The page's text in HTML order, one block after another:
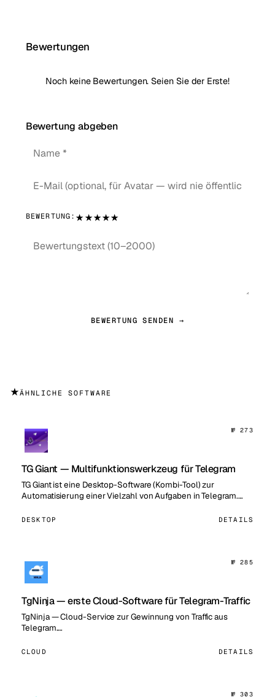
Bewertungen
Noch keine Bewertungen. Seien Sie der Erste!
Bewertung abgeben
BEWERTUNG: ★★★★★
BEWERTUNG SENDEN →
★ÄHNLICHE SOFTWARE
№ 273
TG Giant — Multifunktionswerkzeug für Telegram
TG Giant ist eine Desktop-Software (Kombi-Tool) zur
Automatisierung einer Vielzahl von Aufgaben in Telegram.…
DESKTOP DETAILS
№ 285
TgNinja — erste Cloud-Software für Telegram-Traffic
TgNinja — Cloud-Service zur Gewinnung von Traffic aus
Telegram.…
CLOUD DETAILS
№ 303